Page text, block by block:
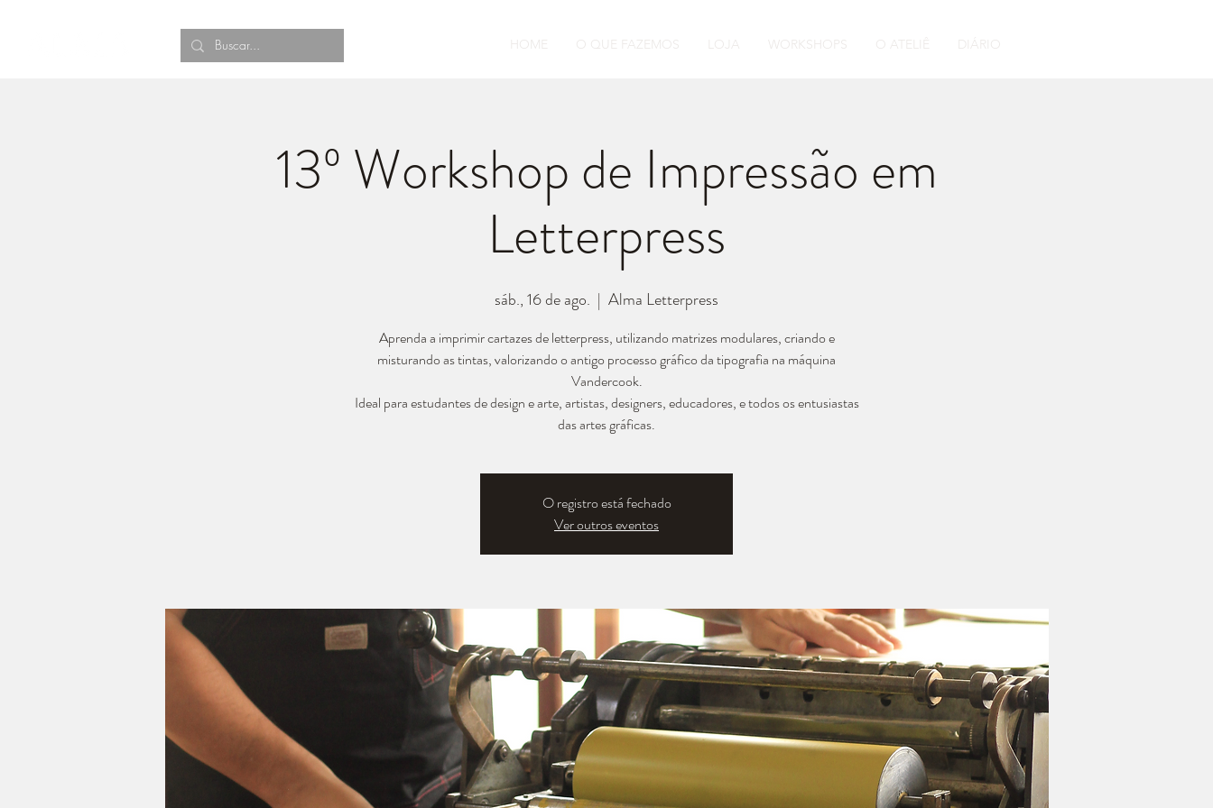
HOME O QUE FAZEMOS WORKSHOPS DIÁRIO
13º Workshop de Impressão em
Letterpress
sáb., 16 de ago.
  |
Alma Letterpress
Aprenda a imprimir cartazes de letterpress, utilizando matrizes modulares, criando e
misturando as tintas, valorizando o antigo processo gráfico da tipografia na máquina
Vandercook.
Ideal para estudantes de design e arte, artistas, designers, educadores, e todos os entusiastas
das artes gráficas.
O registro está fechado
Ver outros eventos